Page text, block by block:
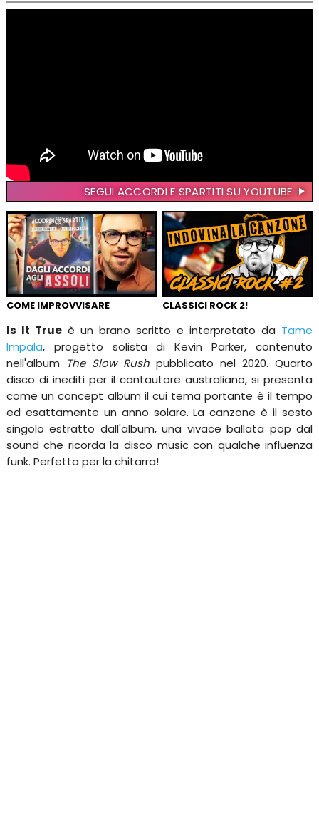
SEGUI ACCORDI E SPARTITI SU YOUTUBE
COME IMPROVVISARE CLASSICI ROCK 2!
Is It Trueè un brano scritto e interpretato da Tame
Impala, progetto solista di Kevin Parker, contenuto
nell'album
The Slow Rush pubblicato nel 2020. Quarto
disco di inediti per il cantautore australiano, si presenta
come un concept album il cui tema portante è il tempo
ed esattamente un anno solare. La canzone è il sesto
singolo estratto dall'album, una vivace ballata pop dal
sound che ricorda la disco music con qualche influenza
funk. Perfetta per la chitarra!